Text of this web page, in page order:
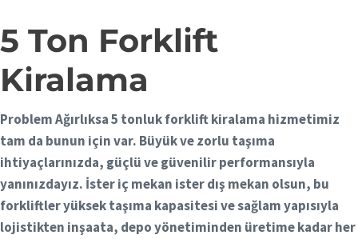
5 Ton Forklift
Kiralama
Problem Ağırlıksa 5 tonluk forklift kiralama hizmetimiz
tam da bunun için var. Büyük ve zorlu taşıma
ihtiyaçlarınızda, güçlü ve güvenilir performansıyla
yanınızdayız. İster iç mekan ister dış mekan olsun, bu
forkliftler yüksek taşıma kapasitesi ve sağlam yapısıyla
lojistikten inşaata, depo yönetiminden üretime kadar her